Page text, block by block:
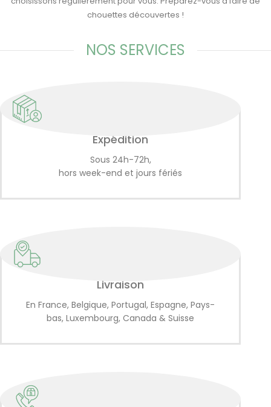
chouettes découvertes !
NOS SERVICES
Expédition
Sous 24h-72h,
hors week-end et jours fériés
Livraison
En France, Belgique, Portugal, Espagne, Pays-
bas, Luxembourg, Canada & Suisse